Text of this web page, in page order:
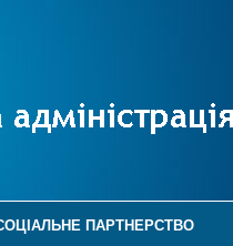
ПАРТНЕРСТВО